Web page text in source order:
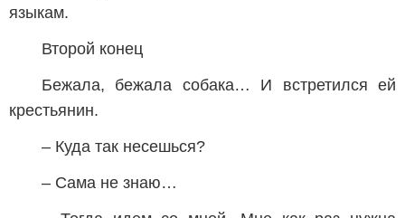
языкам.
Второй конец
Бежала, бежала собака… И встретился ей
крестьянин.
– Куда так несешься?
– Сама не знаю…